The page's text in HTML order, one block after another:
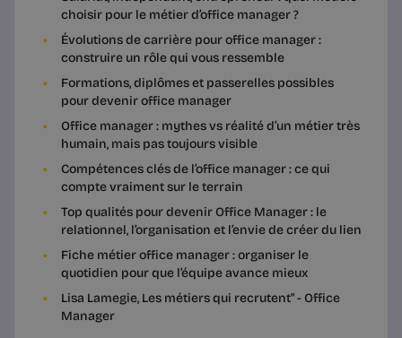
choisir pour le métier d’office manager ?
Évolutions de carrière pour office manager :
construire un rôle qui vous ressemble
Formations, diplômes et passerelles possibles
pour devenir office manager
Office manager : mythes vs réalité d’un métier très
humain, mais pas toujours visible
Compétences clés de l’office manager : ce qui
compte vraiment sur le terrain
Top qualités pour devenir Office Manager : le
relationnel, l’organisation et l’envie de créer du lien
Fiche métier office manager : organiser le
quotidien pour que l’équipe avance mieux
Lisa Lamegie, Les métiers qui recrutent" - Office
Manager